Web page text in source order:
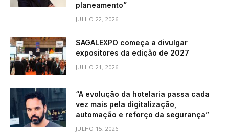
planeamento”
JULHO 22, 2026
SAGALEXPO começa a divulgar
expositores da edição de 2027
JULHO 21, 2026
“A evolução da hotelaria passa cada
vez mais pela digitalização,
automação e reforço da segurança”
JULHO 15, 2026